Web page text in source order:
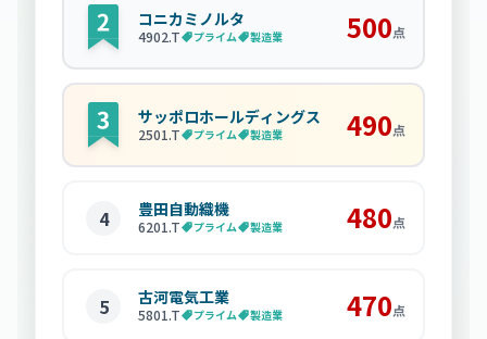
コニカミノルタ
4902.T プライム 製造業 500点
サッポロホールディングス
2501.T プライム 製造業 490点
4 豊田自動織機
6201.T プライム 製造業 480点
5 古河電気工業
5801.T プライム 製造業 470点